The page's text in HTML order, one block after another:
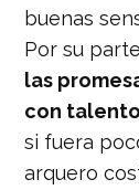
buenas
Por su
las
con
si fuera
arquero